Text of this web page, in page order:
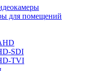
для помещений
SDI
TVI